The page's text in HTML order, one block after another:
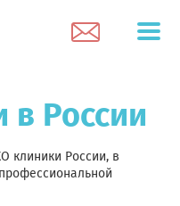
в России
клиники России, в